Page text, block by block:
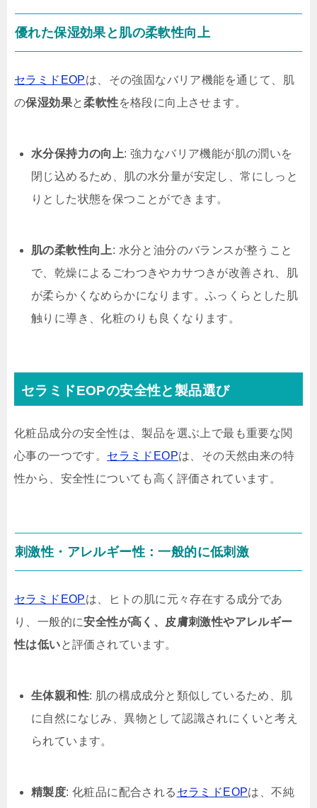
優れた保湿効果と肌の柔軟性向上
セラミドEOPは、その強固なバリア機能を通じて、肌
の保湿効果と柔軟性を格段に向上させます。
水分保持力の向上: 強力なバリア機能が肌の潤いを
閉じ込めるため、肌の水分量が安定し、常にしっと
りとした状態を保つことができます。
肌の柔軟性向上: 水分と油分のバランスが整うこと
で、乾燥によるごわつきやカサつきが改善され、肌
が柔らかくなめらかになります。ふっくらとした肌
触りに導き、化粧のりも良くなります。
セラミドEOPの安全性と製品選び
化粧品成分の安全性は、製品を選ぶ上で最も重要な関
心事の一つです。 セラミドEOPは、その天然由来の特
性から、安全性についても高く評価されています。
刺激性・アレルギー性：一般的に低刺激
セラミドEOPは、ヒトの肌に元々存在する成分であ
り、一般的に安全性が高く、皮膚刺激性やアレルギー
性は低いと評価されています。
生体親和性: 肌の構成成分と類似しているため、肌
に自然になじみ、異物として認識されにくいと考え
られています。
精製度: 化粧品に配合される セラミドEOPは、不純